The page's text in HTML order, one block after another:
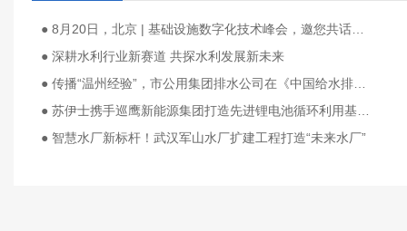
● 8月20日，北京 | 基础设施数字化技术峰会，邀您共话行业未来
● 深耕水利行业新赛道 共探水利发展新未来
● 传播“温州经验”，市公用集团排水公司在《中国给水排水》2026第十届污水千人大会作专题报告
● 苏伊士携手巡鹰新能源集团打造先进锂电池循环利用基地 助力新能源产业发展
● 智慧水厂新标杆！武汉军山水厂扩建工程打造“未来水厂”